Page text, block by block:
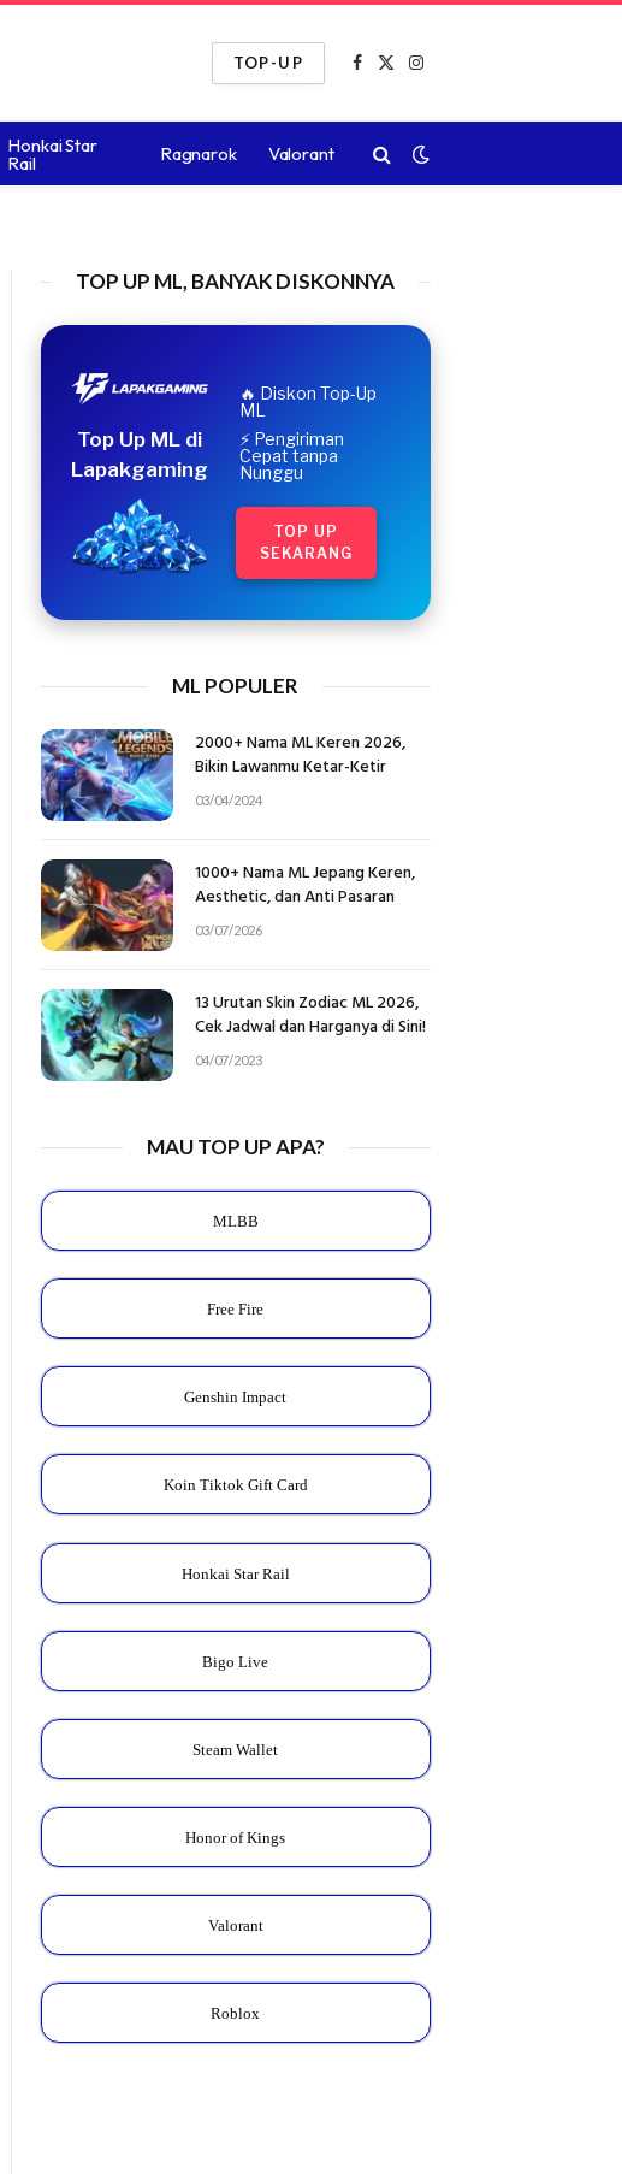
TOP-UP
Facebook
X
Instagram
Honkai Star
Rail Ragnarok Valorant
TOP UP ML, BANYAK DISKONNYA
Top Up ML di
Lapakgaming
🔥 Diskon Top-Up
ML
⚡ Pengiriman
Cepat tanpa
Nunggu
TOP UP
SEKARANG
ML POPULER
2000+ Nama ML Keren 2026,
Bikin Lawanmu Ketar-Ketir
03/04/2024
1000+ Nama ML Jepang Keren,
Aesthetic, dan Anti Pasaran
03/07/2026
13 Urutan Skin Zodiac ML 2026,
Cek Jadwal dan Harganya di Sini!
04/07/2023
MAU TOP UP APA?
MLBB
Free Fire
Genshin Impact
Koin Tiktok Gift Card
Honkai Star Rail
Bigo Live
Steam Wallet
Honor of Kings
Valorant
Roblox